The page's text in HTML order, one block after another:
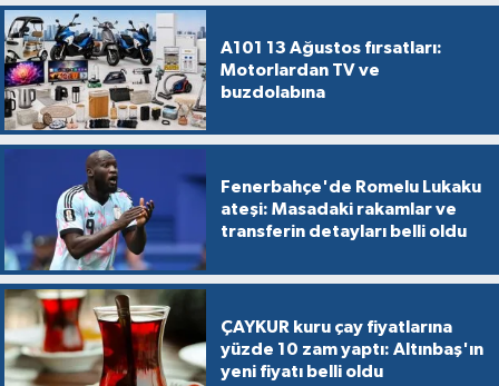
A101 13 Ağustos fırsatları:
Motorlardan TV ve
buzdolabına
Fenerbahçe'de Romelu Lukaku
ateşi: Masadaki rakamlar ve
transferin detayları belli oldu
ÇAYKUR kuru çay fiyatlarına
yüzde 10 zam yaptı: Altınbaş'ın
yeni fiyatı belli oldu